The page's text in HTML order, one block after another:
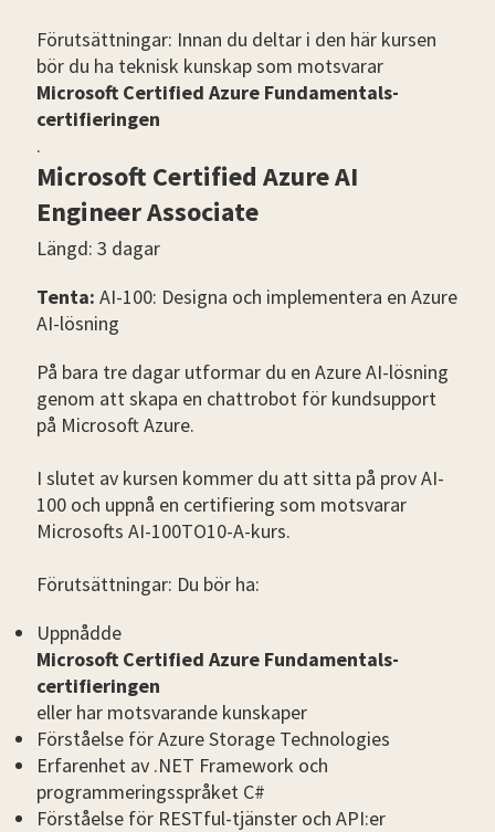
Förutsättningar: Innan du deltar i den här kursen
bör du ha teknisk kunskap som motsvarar
Microsoft Certified Azure Fundamentals-
certifieringen
.
Microsoft Certified Azure AI
Engineer Associate
Längd: 3 dagar
Tenta: AI-100: Designa och implementera en Azure
AI-lösning
På bara tre dagar utformar du en Azure AI-lösning
genom att skapa en chattrobot för kundsupport
på Microsoft Azure.
I slutet av kursen kommer du att sitta på prov AI-
100 och uppnå en certifiering som motsvarar
Microsofts AI-100TO10-A-kurs.
Förutsättningar: Du bör ha:
Uppnådde
Microsoft Certified Azure Fundamentals-
certifieringen
eller har motsvarande kunskaper
Förståelse för Azure Storage Technologies
Erfarenhet av .NET Framework och
programmeringsspråket C#
Förståelse för RESTful-tjänster och API:er